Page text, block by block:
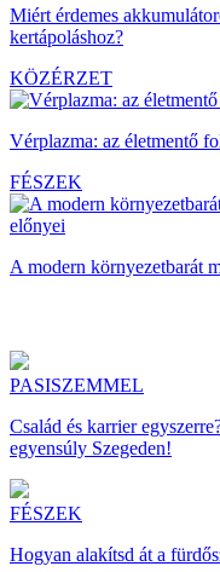
Miért érdemes
kertápoláshoz?
KÖZÉRZET
Vérplazma: az életmentő
FÉSZEK
A modern környezetbarát
PASISZEMMEL
Család és karrier
egyensúly Szegeden!
FÉSZEK
Hogyan alakítsd át a